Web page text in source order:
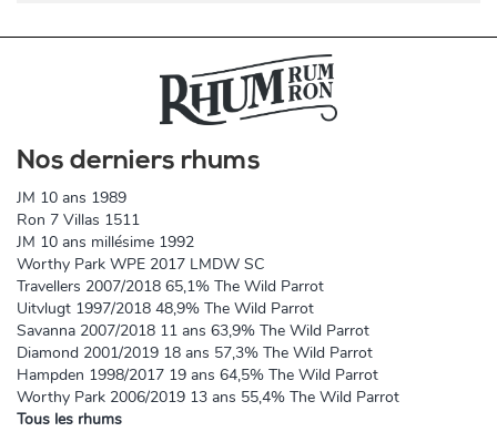
Nos derniers rhums
JM 10 ans 1989
Ron 7 Villas 1511
JM 10 ans millésime 1992
Worthy Park WPE 2017 LMDW SC
Travellers 2007/2018 65,1% The Wild Parrot
Uitvlugt 1997/2018 48,9% The Wild Parrot
Savanna 2007/2018 11 ans 63,9% The Wild Parrot
Diamond 2001/2019 18 ans 57,3% The Wild Parrot
Hampden 1998/2017 19 ans 64,5% The Wild Parrot
Worthy Park 2006/2019 13 ans 55,4% The Wild Parrot
Tous les rhums